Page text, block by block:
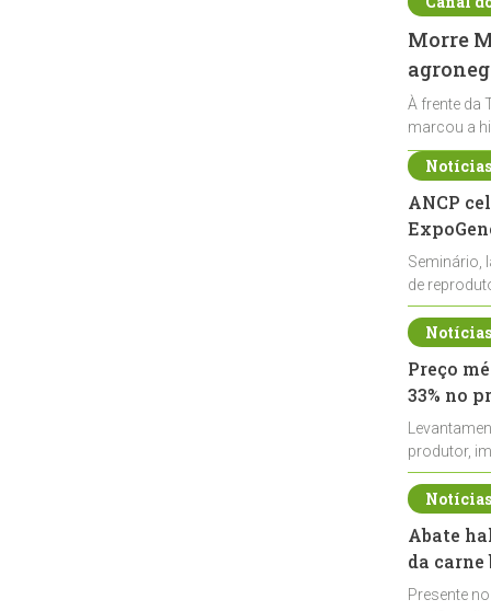
Morre
À frente da
marcou a
ANCP
Seminário,
de
durante a
Preço
33% no
produtor,
de leite cru
Abate
da
Presente